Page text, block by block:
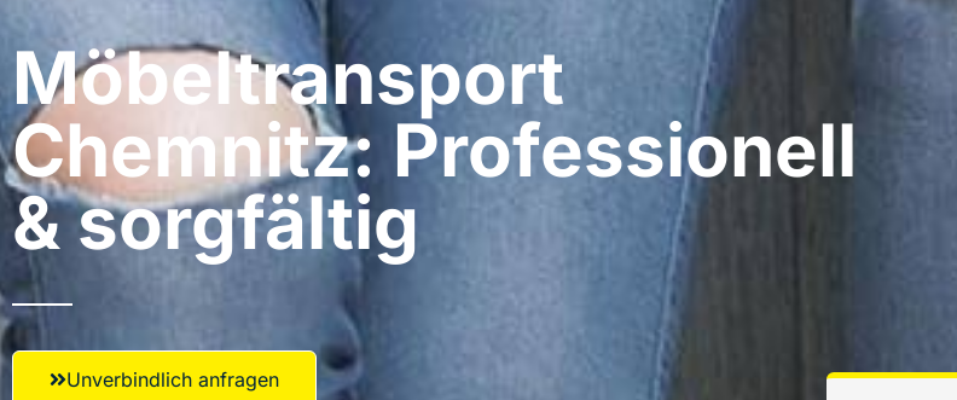
Möbeltransport
Chemnitz: Professionell
& sorgfältig
Unverbindlich anfragen